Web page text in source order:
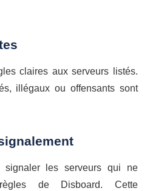
claires aux serveurs listés.
illégaux ou offensants sont
signaler les serveurs qui ne
de Disboard. Cette